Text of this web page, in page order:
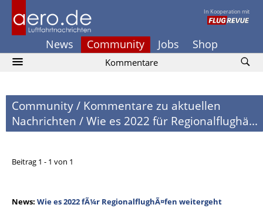
In Kooperation mit
News Community Jobs Shop
Kommentare
Community/ Kommentare zu aktuellen
Nachrichten /Wie es 2022 für Regionalflughä...
Beitrag 1 - 1 von 1
News: Wie es 2022 fÃ¼r RegionalflughÃ¤fen weitergeht